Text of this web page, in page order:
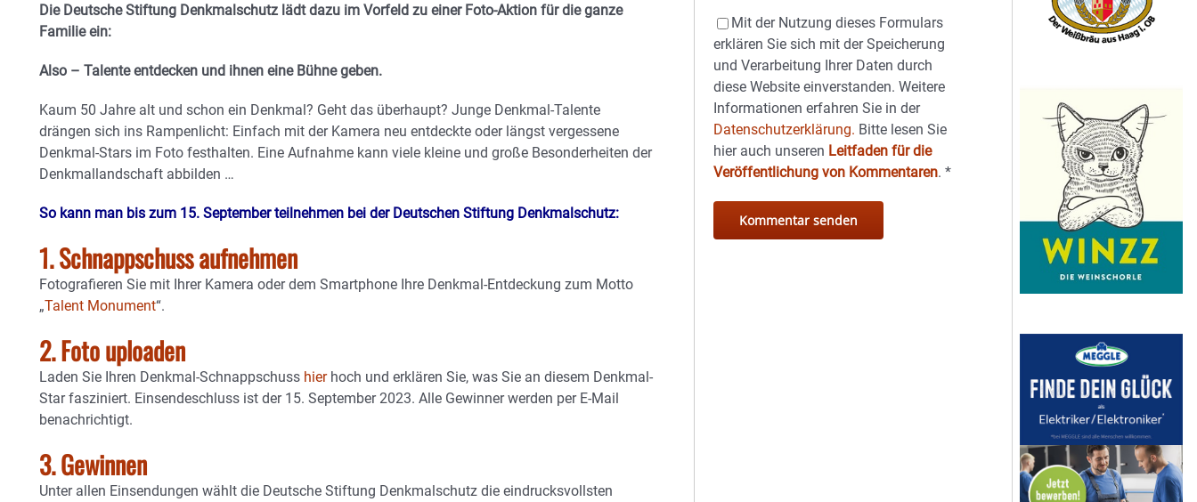
Die Deutsche Stiftung Denkmalschutz lädt dazu im Vorfeld zu einer Foto-Aktion für die ganze
Familie ein:
Also – Talente entdecken und ihnen eine Bühne geben.
Kaum 50 Jahre alt und schon ein Denkmal? Geht das überhaupt? Junge Denkmal-Talente
drängen sich ins Rampenlicht: Einfach mit der Kamera neu entdeckte oder längst vergessene
Denkmal-Stars im Foto festhalten. Eine Aufnahme kann viele kleine und große Besonderheiten der
Denkmallandschaft abbilden …
So kann man bis zum 15. September teilnehmen bei der Deutschen Stiftung Denkmalschutz:
1. Schnappschuss aufnehmen
Fotografieren Sie mit Ihrer Kamera oder dem Smartphone Ihre Denkmal-Entdeckung zum Motto
„Talent Monument“.
2. Foto uploaden
Laden Sie Ihren Denkmal-Schnappschuss hierhoch und erklären Sie, was Sie an diesem Denkmal-
Star fasziniert. Einsendeschluss ist der 15. September 2023. Alle Gewinner werden per E-Mail
benachrichtigt.
3. Gewinnen
Unter allen Einsendungen wählt die Deutsche Stiftung Denkmalschutz die eindrucksvollsten
Mit der Nutzung dieses Formulars
erklären Sie sich mit der Speicherung
und Verarbeitung Ihrer Daten durch
diese Website einverstanden. Weitere
Informationen erfahren Sie in der
Datenschutzerklärung. Bitte lesen Sie
hier auch unseren Leitfaden für die
Veröffentlichung von Kommentaren.*